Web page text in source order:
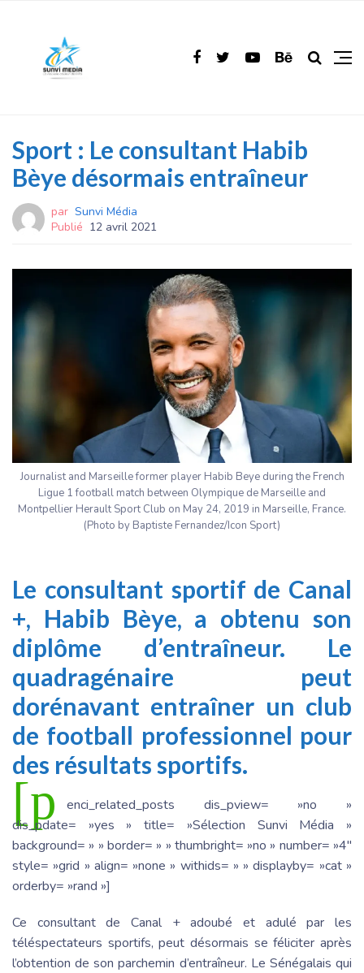
Sport : Le consultant Habib
Bèye désormais entraîneur
par Sunvi Média
Publié 12 avril 2021
Journalist and Marseille former player Habib Beye during the French
Ligue 1 football match between Olympique de Marseille and
Montpellier Herault Sport Club on May 24, 2019 in Marseille, France.
(Photo by Baptiste Fernandez/Icon Sport)
Le consultant sportif de Canal
+, Habib Bèye, a obtenu son
diplôme d’entraîneur. Le
quadragénaire peut
dorénavant entraîner un club
de football professionnel pour
des résultats sportifs.
[p
enci_related_posts dis_pview= »no »
dis_pdate= »yes » title= »Sélection Sunvi Média »
background= » » border= » » thumbright= »no » number= »4″
style= »grid » align= »none » withids= » » displayby= »cat »
orderby= »rand »]
Ce consultant de Canal + adoubé et adulé par les
téléspectateurs sportifs, peut désormais se féliciter après
l’obtention de son parchemin d’entraîneur. Le Sénégalais qui